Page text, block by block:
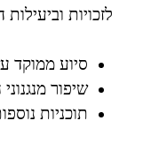
לזכויות
סיוע ממוקד
שיפור
תוכניות